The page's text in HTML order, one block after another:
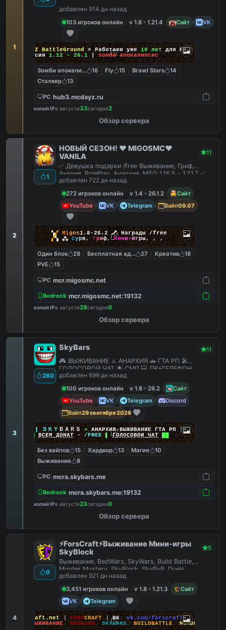
1
добавлен 914 дн назад
103 игроков онлайн
v 1.8 - 1.21.4 Сайт VK
DayZ BattleGround > Работаем уже 10 лет для Вас!
Версия 1.12 - 26.1 | зомби апокалипсис
Зомби апокалипсис16 Fly 15 Brawl Stars
14
Сталкер
13
PC hub3.mcdayz.ru
копий IPв августе33сегодня2
Обзор сервера
2
1
НОВЫЙ СЕЗОН! ❤️ MIGOSMC❤️
VANILA
11
✅ Девушка подарки /free Выживание, Гриф,
Анария, RolePlay, Анархия, MSO 1.16.5 - 1.21.7 ✅
добавлен 722 дн назад
272 игроков онлайн
v 1.4 - 26.1.2
Сайт
YouTube
VK Telegram Вайп09.07
▚▞ Migos1.8-26.2🗡 Награды /free
▞▚ ⁂ Сурв, Гриф,Мини-Игры, , ,
Один блок 28 Бесплатная админка
27 Креатив
18
PVE
15
PC mcr.migosmc.net
Bedrock mcr.migosmc.net:19132
копий IPв августе29сегодня0
Обзор сервера
3
280
SkyBars 11
🎮 ВЫЖИВАНИЕ ⚔️ АНАРХИЯ 🚗 ГТА РП 🎤
ГОЛОСОВОЙ ЧАТ 🌟 СМП 💻 ПК+ТЕЛЕФОН
добавлен 699 дн назад
100 игроков онлайн
v 1.8 - 26.2
Сайт
YouTube
VK Telegram
Discord
Вайп29 сентября 2026
ＳＫＹ ＢＡＲＳ » АНАРХИЯ ВЫЖИВАНИЕ ГТА РП |||
ВСЕМ ДОНАТ- /FREE ▌ГОЛОСОВОЙ ЧАТ
Без вайпов 15 Хардкор 13 Магия
10
Выживание
8
PC mcra.skybars.me
Bedrock mcra.skybars.me:19132
копий IPв августе23сегодня0
Обзор сервера
4
0
⚡ForsCraft⚡Выживание Мини-игры
SkyBlock
5
Выживание, BedWars, SkyWars, Build Battle,
Murder Mystery, SkyBlock, SkyPvP, Duels,
HideAndSeek
добавлен 921 дн назад
3,451 игроков онлайн
v 1.8 - 1.21.3
Сайт
VK
Telegram
ForsCraft.net FORSCRAFT ВК:
vk.com/forscraft
ВЫЖИВАНИЕ, BEDWARS, SKYWARS, BUILDBATTLE, MURDERMYSTERY